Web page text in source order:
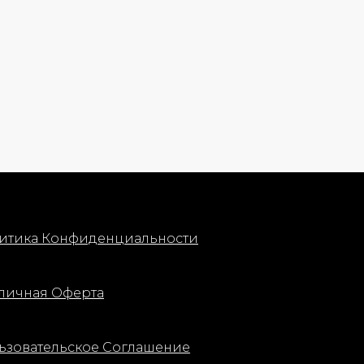
Конфиденциальности
Оферта
Соглашение